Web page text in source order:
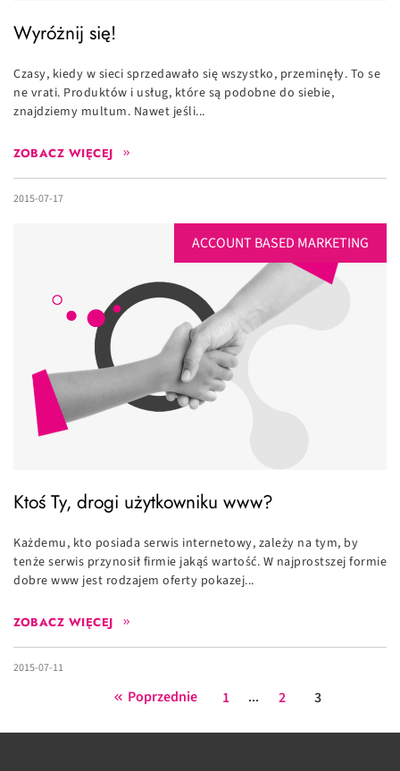
Wyróżnij się!
Czasy, kiedy w sieci sprzedawało się wszystko, przeminęły. To se
ne vrati. Produktów i usług, które są podobne do siebie,
znajdziemy multum. Nawet jeśli...
ZOBACZ WIĘCEJ
2015-07-17
ACCOUNT BASED MARKETING
Ktoś Ty, drogi użytkowniku www?
Każdemu, kto posiada serwis internetowy, zależy na tym, by
tenże serwis przynosił firmie jakąś wartość. W najprostszej formie
dobre www jest rodzajem oferty pokazej...
ZOBACZ WIĘCEJ
2015-07-11
Poprzednie 1 ... 2 3